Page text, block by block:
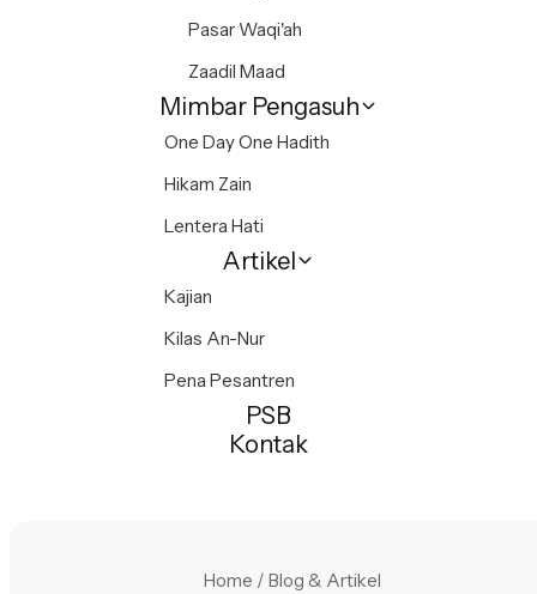
Pasar Waqi'ah
Zaadil Maad
Mimbar Pengasuh
One Day One Hadith
Hikam Zain
Lentera Hati
Artikel
Kajian
Kilas An-Nur
Pena Pesantren
PSB
Kontak
Home / Blog & Artikel